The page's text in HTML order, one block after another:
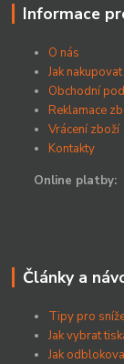
Informace
O nás
Jak nakupovat
Obchodní
Reklamace
Vrácení zboží
Kontakty
Online platby:
Články a
Tipy pro
Jak vybrat
Jak